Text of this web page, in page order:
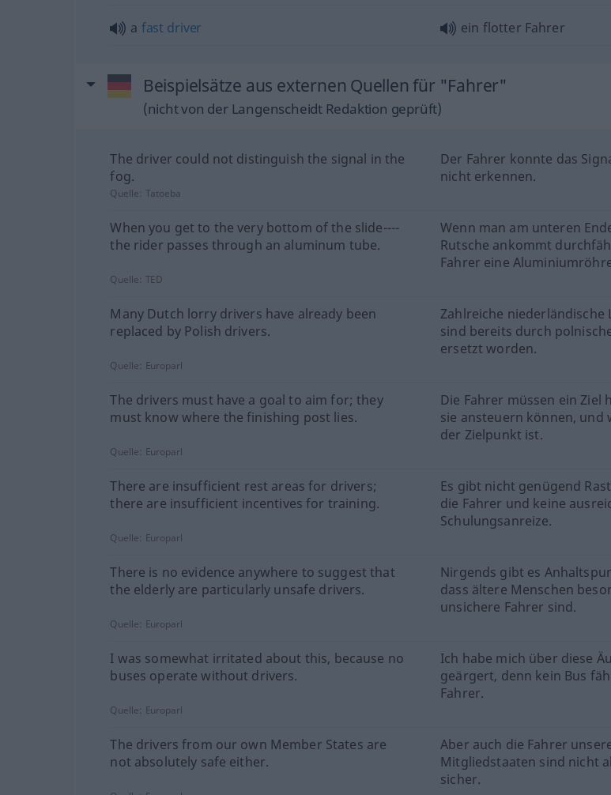
a fast driver ein flotter Fahrer
Beispielsätze aus externen Quellen für "Fahrer"
(nicht von der Langenscheidt Redaktion geprüft)
The driver could not distinguish the signal in the
fog.
Der Fahrer konnte das
nicht erkennen.
Quelle: Tatoeba
When you get to the very bottom of the slide----
the rider passes through an aluminum tube.
Wenn man am unteren
Rutsche ankommt
Fahrer eine
Quelle: TED
Many Dutch lorry drivers have already been
replaced by Polish drivers.
Zahlreiche niederländische
sind bereits durch
ersetzt worden.
Quelle: Europarl
The drivers must have a goal to aim for; they
must know where the finishing post lies.
Die Fahrer müssen ein Ziel
sie ansteuern können, und
der Zielpunkt ist.
Quelle: Europarl
There are insufficient rest areas for drivers;
there are insufficient incentives for training.
Es gibt nicht genügend
die Fahrer und keine
Schulungsanreize.
Quelle: Europarl
There is no evidence anywhere to suggest that
the elderly are particularly unsafe drivers.
Nirgends gibt es
dass ältere Menschen
unsichere Fahrer sind.
Quelle: Europarl
I was somewhat irritated about this, because no
buses operate without drivers.
Ich habe mich über diese
geärgert, denn kein Bus
Fahrer.
Quelle: Europarl
The drivers from our own Member States are
not absolutely safe either.
Aber auch die Fahrer
Mitgliedstaaten sind nicht
sicher.